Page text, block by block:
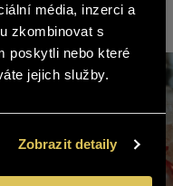
média, inzerci a
zkombinovat s
poskytli nebo které
jejich služby.
Zobrazit detaily
na sítích
SEKT není
18 let.
let?